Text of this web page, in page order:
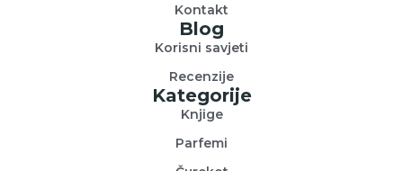
Kontakt
Blog
Korisni savjeti
Recenzije
Kategorije
Knjige
Parfemi